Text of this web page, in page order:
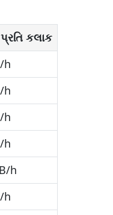
કલાક
h
h
h
h
h
h